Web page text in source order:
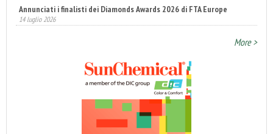
Annunciati i finalisti dei Diamonds Awards 2026 di FTA Europe
14 luglio 2026
More >